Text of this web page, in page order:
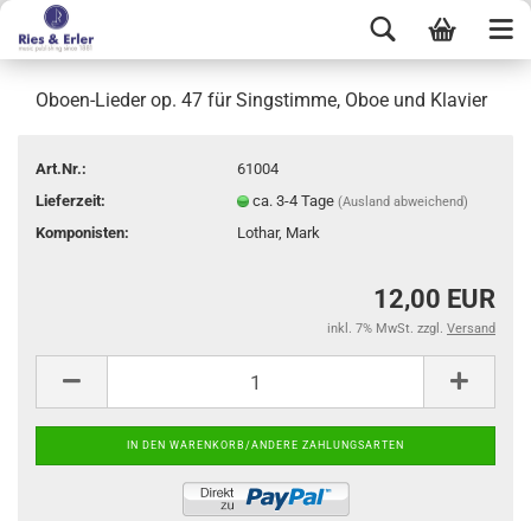
Oboen-Lieder op. 47 für Singstimme, Oboe und Klavier
Art.Nr.:
61004
Lieferzeit:
ca. 3-4 Tage(Ausland abweichend)
Komponisten: Lothar, Mark
12,00 EUR
inkl. 7% MwSt. zzgl. Versand